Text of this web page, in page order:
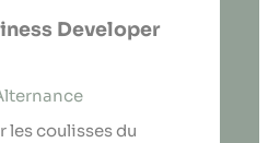
Developer
les coulisses du